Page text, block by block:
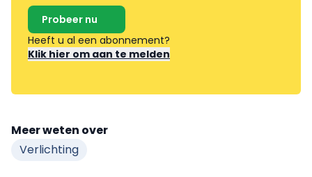
Probeer nu
Heeft u al een abonnement?
Klik hier om aan te melden
Meer weten over
Verlichting